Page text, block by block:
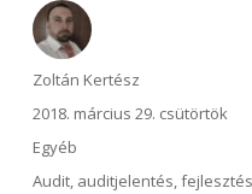
Szerző
Zoltán Kertész
Közzétéve
2018. március 29. csütörtök
Kategória
Egyéb
Címke
Audit, auditjelentés,